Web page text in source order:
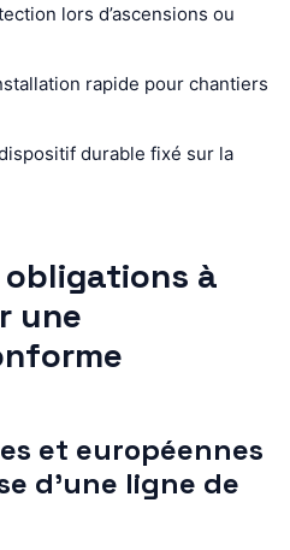
lors d’ascensions ou
rapide pour chantiers
durable fixé sur la
obligations à
une
et européennes
d’une ligne de